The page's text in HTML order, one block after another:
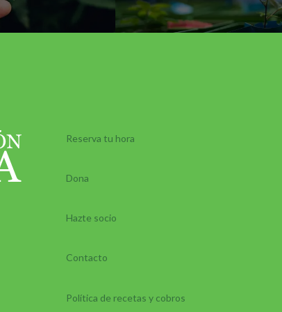
Reserva tu hora
Dona
Hazte socio
Contacto
Política de recetas y cobros